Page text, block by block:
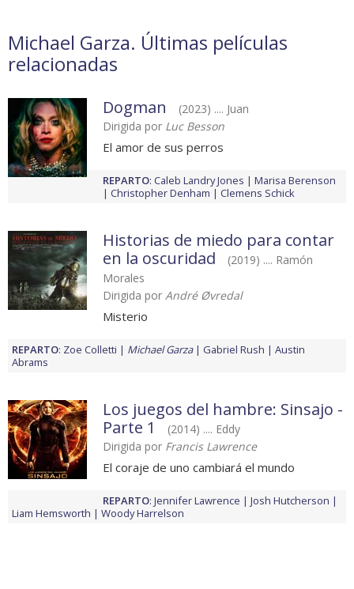
Michael Garza. Últimas películas
relacionadas
Dogman
(2023) .... Juan
Dirigida por Luc Besson
El amor de sus perros
REPARTO: Caleb Landry Jones
Marisa Berenson
Christopher Denham
Clemens Schick
Historias de miedo para contar
en la oscuridad
(2019) .... Ramón
Morales
Dirigida por André Øvredal
Misterio
REPARTO: Zoe Colletti Michael Garza Gabriel Rush
Austin
Abrams
Los juegos del hambre: Sinsajo -
Parte 1
(2014) .... Eddy
Dirigida por Francis Lawrence
El coraje de uno cambiará el mundo
REPARTO: Jennifer Lawrence
Josh Hutcherson
Liam Hemsworth
Woody Harrelson